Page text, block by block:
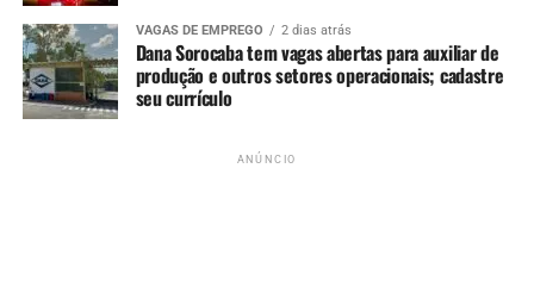
VAGAS DE EMPREGO 2 dias atrás
Dana Sorocaba tem vagas abertas para auxiliar de
produção e outros setores operacionais; cadastre
seu currículo
ANÚNCIO